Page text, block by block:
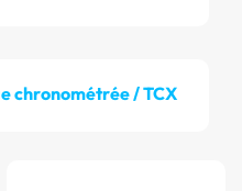
chronométrée / TCX